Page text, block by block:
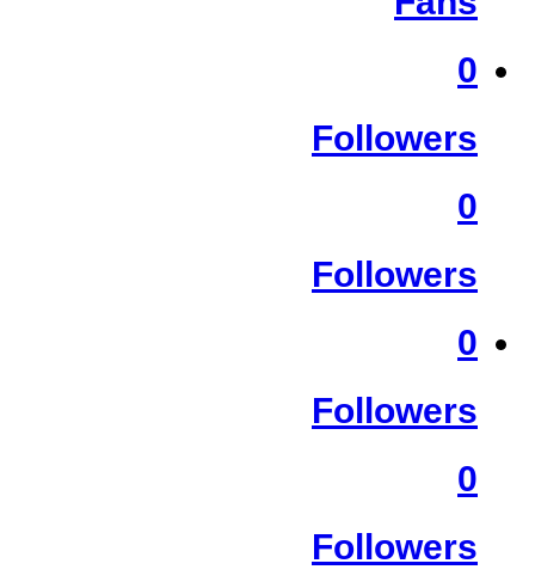
0
Followers
0
Followers
0
Followers
0
Followers